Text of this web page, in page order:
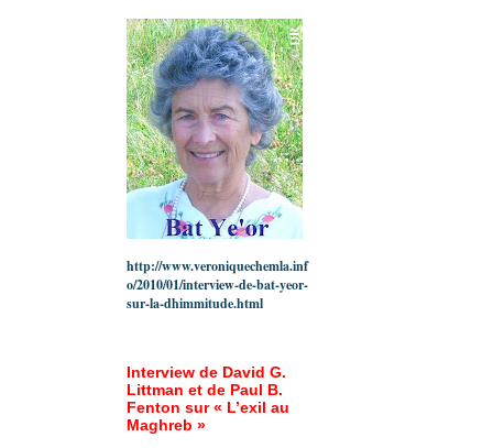
http://www.veroniquechemla.inf
o/2010/01/interview-de-bat-yeor-
sur-la-dhimmitude.html
Interview de David G.
Littman et de Paul B.
Fenton sur « L’exil au
Maghreb »